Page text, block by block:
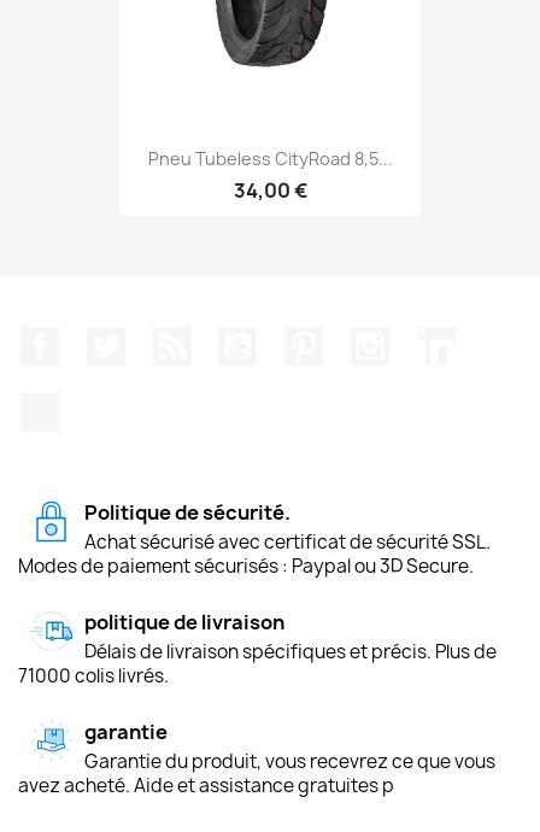
Pneu Tubeless CityRoad 8,5...
34,00 €
Politique de sécurité.
Achat sécurisé avec certificat de sécurité SSL.
Modes de paiement sécurisés : Paypal ou 3D Secure.
politique de livraison
Délais de livraison spécifiques et précis. Plus de
71000 colis livrés.
garantie
Garantie du produit, vous recevrez ce que vous
avez acheté. Aide et assistance gratuites p